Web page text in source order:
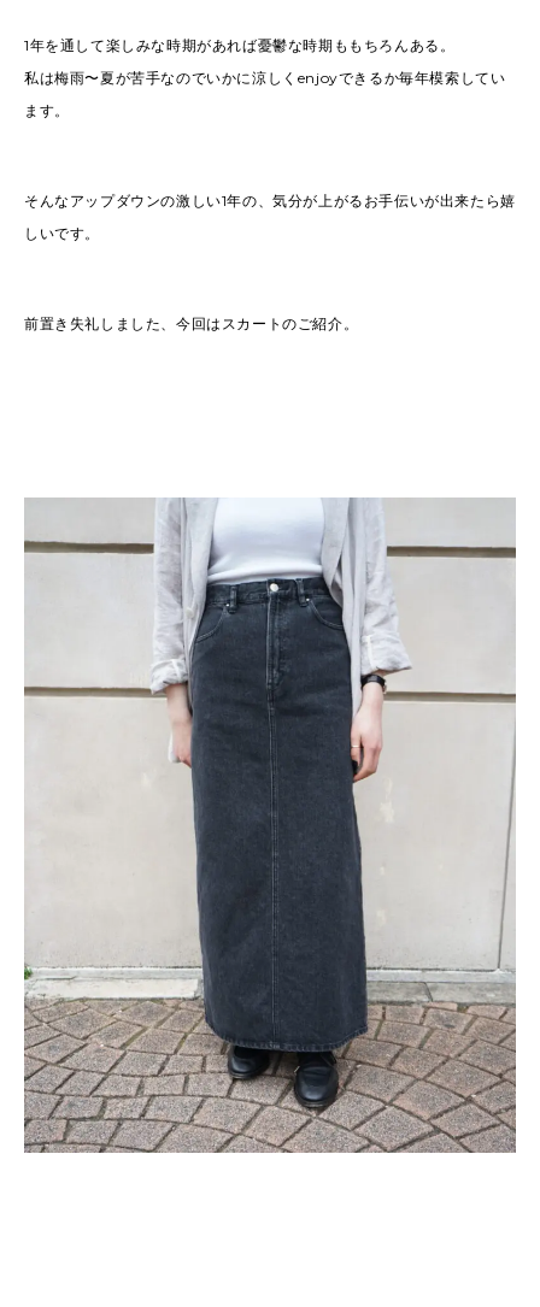
1年を通して楽しみな時期があれば憂鬱な時期ももちろんある。
私は梅雨〜夏が苦手なのでいかに涼しくenjoyできるか毎年模索してい
ます。
そんなアップダウンの激しい1年の、気分が上がるお手伝いが出来たら嬉
しいです。
前置き失礼しました、今回はスカートのご紹介。